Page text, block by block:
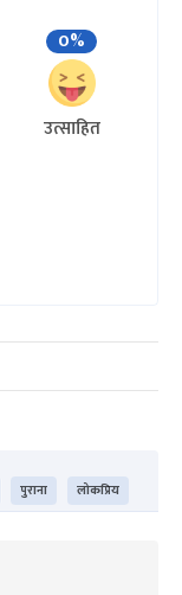
0%
उत्साहित
पुराना लोकप्रिय